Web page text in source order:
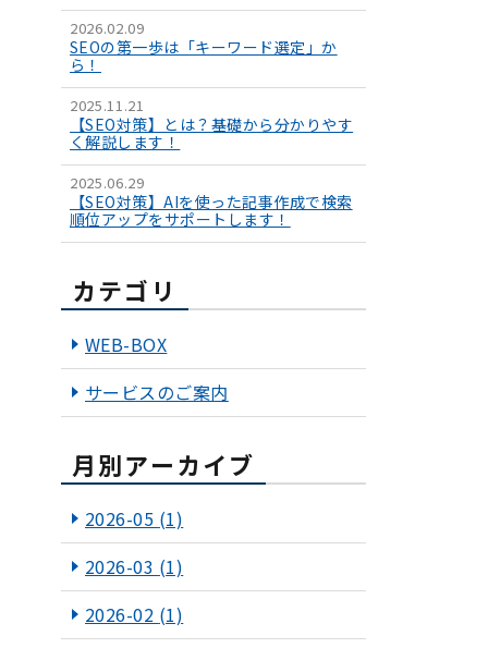
2026.02.09
SEOの第一歩は「キーワード選定」か
ら！
2025.11.21
【SEO対策】とは？基礎から分かりやす
く解説します！
2025.06.29
【SEO対策】AIを使った記事作成で検索
順位アップをサポートします！
カテゴリ
WEB-BOX
サービスのご案内
月別アーカイブ
2026-05 (1)
2026-03 (1)
2026-02 (1)